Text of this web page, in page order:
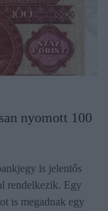
nyomott 100
is jelentős
rendelkezik. Egy
is megadnak egy